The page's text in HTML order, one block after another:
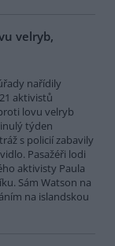
velryb,
nařídily
aktivistů
lovu velryb
týden
s policií zabavily
Pasažéři lodi
aktivisty Paula
Sám Watson na
na islandskou